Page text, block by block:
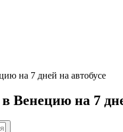
Венецию на 7